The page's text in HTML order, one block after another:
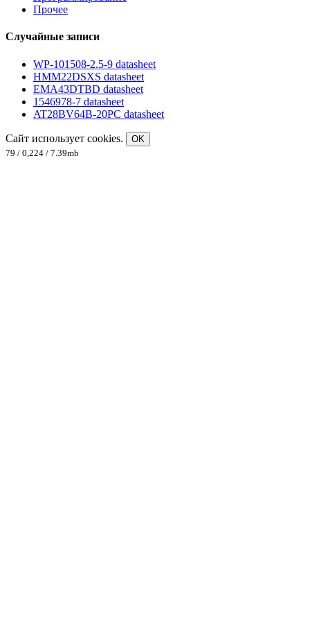
Прочее
Случайные записи
WP-101508-2.5-9 datasheet
HMM22DSXS datasheet
EMA43DTBD datasheet
1546978-7 datasheet
AT28BV64B-20PC datasheet
Сайт использует cookies.
OK
79 / 0,224 / 7.39mb